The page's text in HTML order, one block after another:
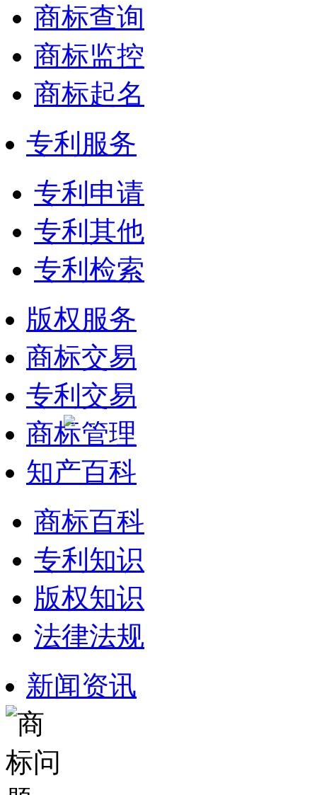
商标查询
商标监控
商标起名
专利服务
专利申请
专利其他
专利检索
版权服务
商标交易
专利交易
商标管理
知产百科
商标百科
专利知识
版权知识
法律法规
新闻资讯